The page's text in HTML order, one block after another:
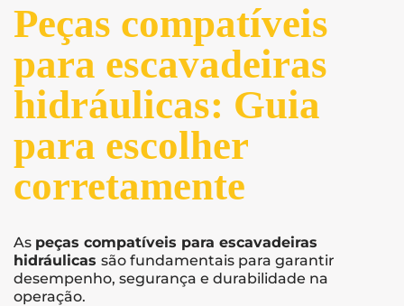
Peças compatíveis
para escavadeiras
hidráulicas: Guia
para escolher
corretamente
As peças compatíveis para escavadeiras
hidráulicas são fundamentais para garantir
desempenho, segurança e durabilidade na
operação.